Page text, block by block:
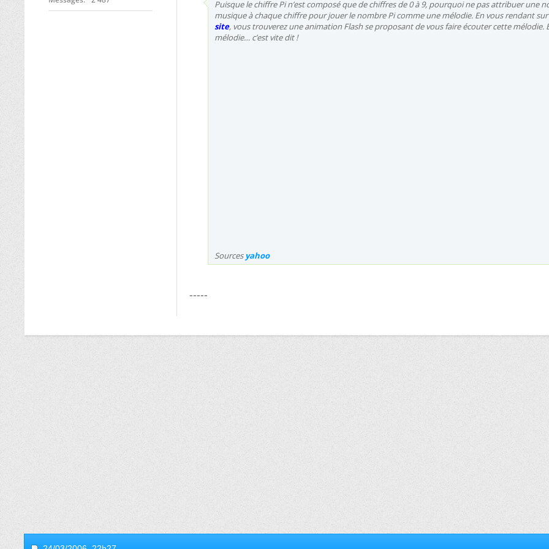
Puisque le chiffre Pi n’est composé que de chiffres de 0 à 9, pourquoi ne pas attribuer une
musique à chaque chiffre pour jouer le nombre Pi comme une mélodie. En vous rendant sur
site, vous trouverez une animation Flash se proposant de vous faire écouter cette mélodie.
mélodie… c’est vite dit !
Sourcesyahoo
-----